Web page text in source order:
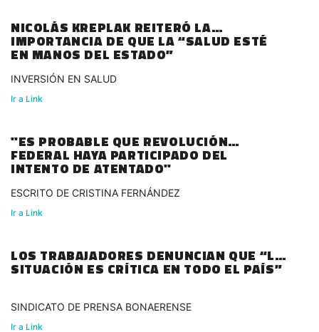
NICOLÁS KREPLAK REITERÓ LA
IMPORTANCIA DE QUE LA “SALUD ESTÉ
EN MANOS DEL ESTADO”
INVERSIÓN EN SALUD
Ir a Link
"ES PROBABLE QUE REVOLUCIÓN
FEDERAL HAYA PARTICIPADO DEL
INTENTO DE ATENTADO"
ESCRITO DE CRISTINA FERNÁNDEZ
Ir a Link
LOS TRABAJADORES DENUNCIAN QUE “LA
SITUACIÓN ES CRÍTICA EN TODO EL PAÍS”
SINDICATO DE PRENSA BONAERENSE
Ir a Link